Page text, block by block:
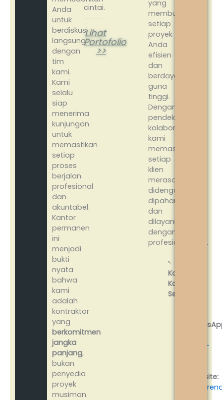
Anda
untuk
berdiskusi
langsung
dengan
tim
kami.
Kami
selalu
siap
menerima
kunjungan
untuk
memastikan
setiap
proses
berjalan
profesional
dan
akuntabel.
Kantor
permanen
ini
menjadi
bukti
nyata
bahwa
kami
adalah
kontraktor
yang
berkomitmen
jangka
panjang,
bukan
penyedia
proyek
musiman.
cintai.
Lihat
Portofolio
>>
yang
membuat
setiap
proyek
Anda
efisien
dan
berdaya
guna
tinggi.
Dengan
pendekatan
kolaboratif,
kami
memastikan
setiap
klien
merasa
didengar,
dipahami,
dan
dilayani
dengan
profesionalisme.
Kontak
Kami
Sekarang:
2468-
Website: